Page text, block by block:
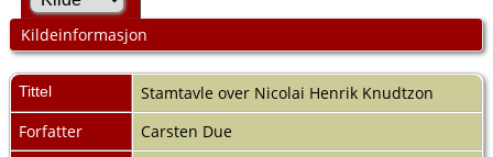
Kildeinformasjon
Tittel
Stamtavle over Nicolai Henrik Knudtzon
Forfatter
Carsten Due